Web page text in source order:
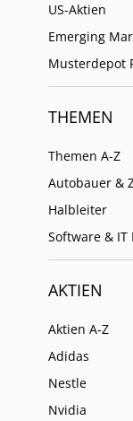
US-Aktien
Emerging
Musterdepot
THEMEN
Themen A-Z
Autobauer &
Halbleiter
Software &
AKTIEN
Aktien A-Z
Adidas
Nestle
Nvidia